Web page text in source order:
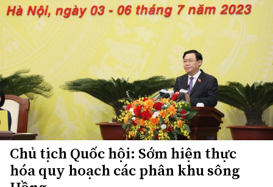
Chủ tịch Quốc hội: Sớm hiện thực
hóa quy hoạch các phân khu sông